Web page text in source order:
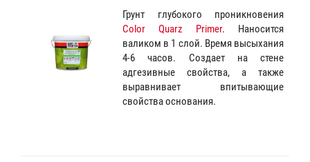
Грунт глубокого проникновения
Color Quarz Primer. Наносится
валиком в 1 слой. Время высыхания
4-6 часов. Создает на стене
адгезивные свойства, а также
выравнивает впитывающие
свойства основания.